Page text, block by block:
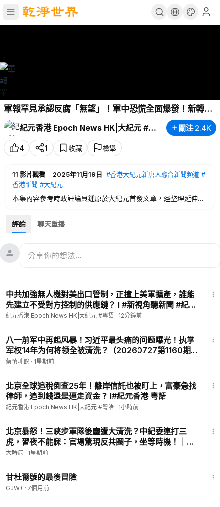
軍報罕見承認反腐「無望」！軍中恐慌全面爆發！新轉折
背後的黑手是誰？軍權鬥爭失控中？|
#紀元香港
#EpochNewsHK #中共軍報 #軍中反腐 #習近平 #何衛東
#苗華
紀元香港 Epoch News HK|大紀元 #粵語 關注·2.4K
4 1 收藏 檢舉
11 影片觀看 · 2025年11月19日 #香港大紀元新唐人聯合新聞頻道 #
香港新聞 #大紀元
本集內容參考時政評論員鍾原於大紀元首發文章，經整理延伸觀
斷的創作。
💪🏻支持我們，您可以：1️⃣刊登祝賀廣告 📞 熱線：2770 5566
2️⃣成為網站會員🔗
責任編輯：annie hsu
#香港大紀元新唐人聯合新聞頻道
【不忘初衷 延續真相】
實體報已恢復逢星期五出版！
📍 親臨書報攤🗞️購買實體報
💎成為會員 📧訂閱電子報
https://hk.epochtimes.com/subscribe
---------
https://www.epochtimeshk.org/sponsors
✅ 請訂閱我們的Patreon：https://www.patreon.com/epochtim
eshk
直接聯繫：
電話 / WhatsApp: 37091185 星期⼀⾄⽇及公眾假期
評論 聊天重播
中共加強無人機對美出口管制，正撞上美軍擴產，誰能
先建立不受對方控制的供應鏈？ l #新視角聽新聞 #紀元
香港
紀元香港 Epoch News HK|大紀元 #粵語 · 12分鐘前
八一前军中再起风暴！习近平最头痛的问题曝光！执掌
军权14年为何将领全被清洗？（20260727第1160期）
#直播精選
蔡慎坤說 · 1星期前
北京全球追稅倒查25年！離岸信託也被盯上，富豪急找
律師，追到錢還是逼走資金？ l#紀元香港 粵語
紀元香港 Epoch News HK|大紀元 #粵語 · 1小時前
北京暴怒！三峽步軍隊後塵遭大清洗？中紀委連打三
虎，習夜不能寐：官場驚現反共圈子，坐等時機！｜紅
朝變局｜大時局
大時局 · 1星期前
甘杜爾號的最後冒險
GJW+ · 7個月前